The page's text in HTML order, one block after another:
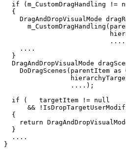
if (m_CustomDragHandling !=
  {
DragAndDropVisualMode
    ....
  }
DragAndDropVisualMode
DoDragScenes(parentItem as
                 ....);
  if (   targetItem != null
&&
  {
return
  }
  ....
}